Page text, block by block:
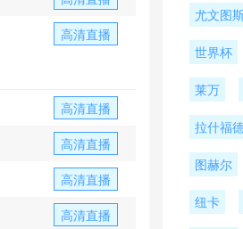
高清直播
高清直播
高清直播
高清直播
高清直播
尤文图
世界杯
莱万
拉什福
图赫尔
纽卡